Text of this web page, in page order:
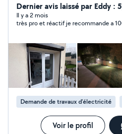
charge l'installation électrique,
raccordement et la mise aux
installations. J'assure
solutions domotiques pour
N'hésitez pas à me contacter
avec plaisir que je vous
réalisations. À très bientôt !!!
Dernier avis laissé par Eddy :
Il y a 2 mois
très pro et réactif je recommande a
Demande de travaux d’électricité
Voir le profil